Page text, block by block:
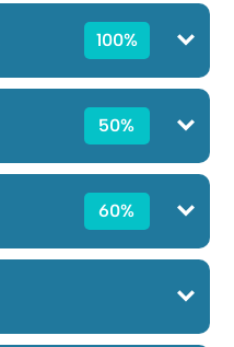
100%
50%
60%